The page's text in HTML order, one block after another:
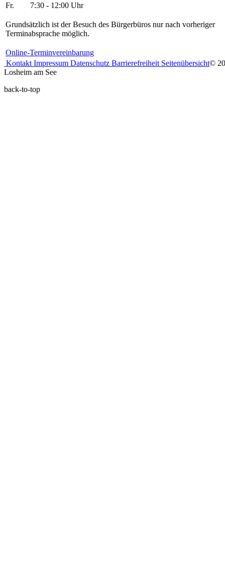
Fr.
7:30 - 12:00 Uhr
Grundsätzlich ist der Besuch des Bürgerbüros nur nach vorheriger
Terminabsprache möglich.
Online-Terminvereinbarung
Kontakt Impressum Datenschutz Barrierefreiheit Seitenübersicht©
Losheim am See
back-to-top